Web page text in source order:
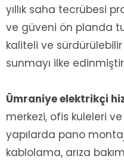
yıllık saha tecrübesi
ve güveni ön planda
kaliteli ve
sunmayı ilke
Ümraniye elektrikçi
merkezi, ofis kuleleri
yapılarda pano
kablolama, arıza